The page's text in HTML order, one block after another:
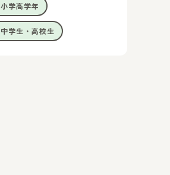
小学高学年
中学生・高校生